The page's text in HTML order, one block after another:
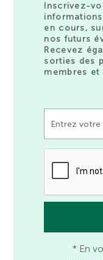
Inscrivez-
en cours,
nos futurs
Recevez
sorties des
membres et
* En